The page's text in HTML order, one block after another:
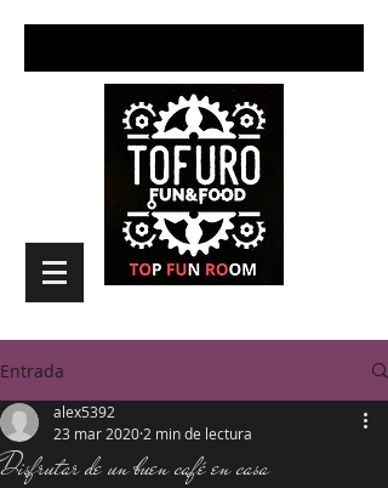
Entrada
Disfrutar de un buen café en casa
alex5392
23 mar 2020 2 min de lectura